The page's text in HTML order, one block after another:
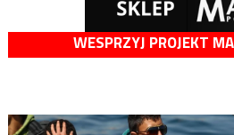
WESPRZYJ PROJEKT